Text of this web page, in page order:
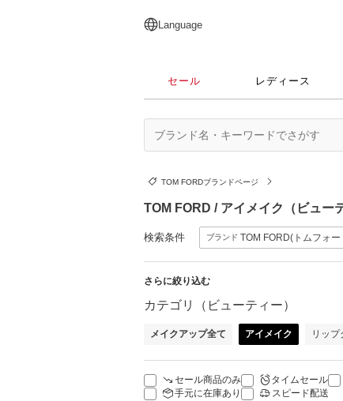
日本語
English
简体中文
繁體中文
Language
セール レディース
TOM FORDブランドページ
TOM FORD / アイメイク（ビュー
検索条件 ブランド TOM FORD(トムフォー
さらに絞り込む
カテゴリ（ビューティー）
メイクアップ全て アイメイク リップ
セール商品のみ タイムセール
手元に在庫あり
スピード配送